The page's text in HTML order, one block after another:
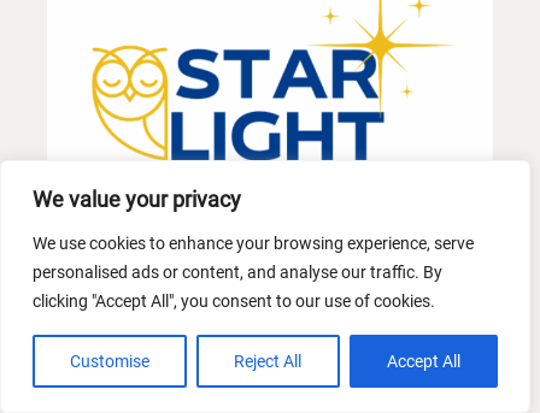
We value your privacy
We use cookies to enhance your browsing experience, serve
personalised ads or content, and analyse our traffic. By
clicking "Accept All", you consent to our use of cookies.
Customise Reject All Accept All